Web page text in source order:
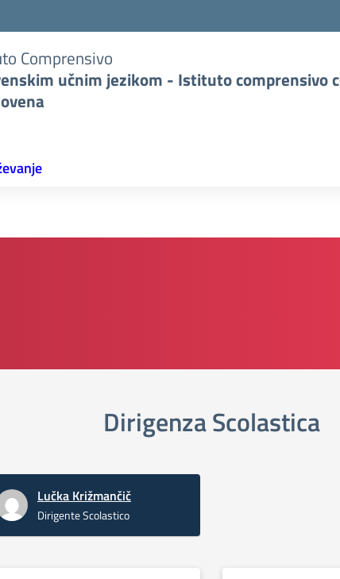
Comprensivo
učnim jezikom - Istituto comprensivo
Dirigenza Scolastica
Lučka Križmančič
Dirigente Scolastico